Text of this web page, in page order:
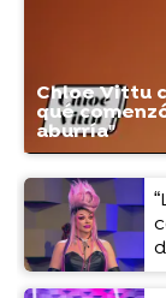
Chloe Vittu
qué
aburría"